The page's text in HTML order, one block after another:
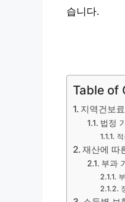
습니다.
Table of
지역건보
법정
재산에 따
부과